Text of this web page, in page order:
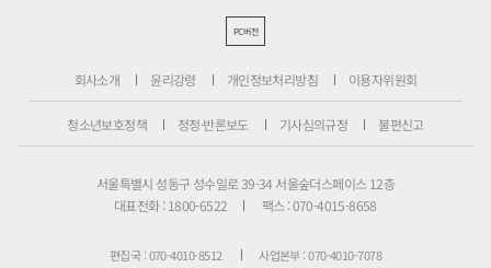
PC버전
회사소개 윤리강령 개인정보처리방침 이용자위원회
청소년보호정책 정정·반론보도 기사심의규정 불편신고
서울특별시 성동구 성수일로 39-34 서울숲더스페이스 12층
대표전화 : 1800-6522
팩스 : 070-4015-8658
편집국 : 070-4010-8512 사업본부 : 070-4010-7078